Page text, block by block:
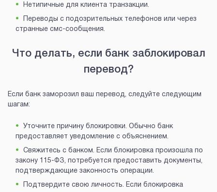
Нетипичные для клиента транзакции.
Переводы с подозрительных телефонов или через
странные смс-сообщения.
Что делать, если банк заблокировал
перевод?
Если банк заморозил ваш перевод, следуйте следующим
шагам:
Уточните причину блокировки. Обычно банк
предоставляет уведомление с объяснением.
Свяжитесь с банком. Если блокировка произошла по
закону 115-ФЗ, потребуется предоставить документы,
подтверждающие законность операции.
Подтвердите свою личность. Если блокировка